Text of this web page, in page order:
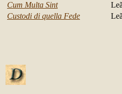
Cum Multa Sint
Custodi di quella Fede